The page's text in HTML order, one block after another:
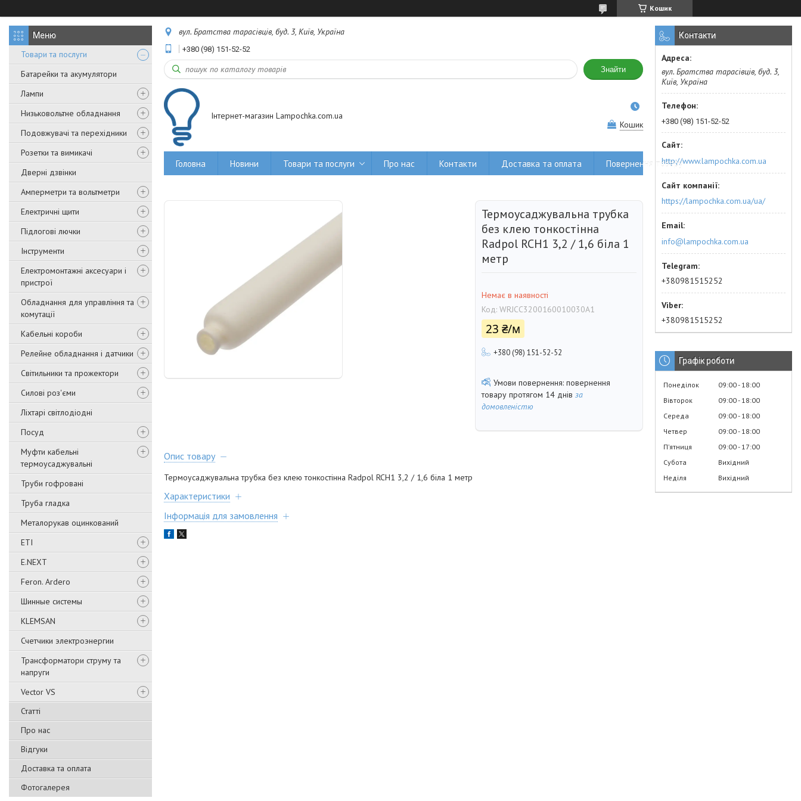
Кошик
Товари та послуги
Батарейки та акумулятори
Лампи
Низьковольтне обладнання
Подовжувачі та перехідники
Розетки та вимикачі
Дверні дзвінки
Амперметри та вольтметри
Електричні щити
Підлогові лючки
Інструменти
Електромонтажні аксесуари і
пристрої
Обладнання для управління та
комутації
Кабельні короби
Релейне обладнання і датчики
Світильники та прожектори
Силові роз'єми
Ліхтарі світлодіодні
Посуд
Муфти кабельні
термоусаджувальні
Труби гофровані
Труба гладка
Металорукав оцинкований
ETI
E.NEXT
Feron. Ardero
Шинные системы
KLEMSAN
Счетчики электроэнергии
Трансформатори струму та
напруги
Vector VS
Статті
Про нас
Відгуки
Доставка та оплата
Фотогалерея
вул. Братства тарасівців, буд. 3, Київ, Україна
+380 (98) 151-52-52
Знайти
Інтернет-магазин Lampochka.com.ua
Кошик
Головна Новини Товари та послуги Про нас Контакти Доставка та оплата Повернення товару
Термоусаджувальна трубка
без клею тонкостінна
Radpol RCH1 3,2 / 1,6 біла 1
метр
Немає в наявності
Код: WRJCC3200160010030A1
23 ₴/м
+380 (98) 151-52-52
повернення
товару протягом 14 днів за
домовленістю
Опис товару
Термоусаджувальна трубка без клею тонкостінна Radpol RCH1 3,2 / 1,6 біла 1 метр
Характеристики
Інформація для замовлення
Контакти
вул. Братства тарасівців, буд. 3,
Київ, Україна
+380 (98) 151-52-52
http://www.lampochka.com.ua
https://lampochka.com.ua/ua/
info@lampochka.com.ua
+380981515252
+380981515252
Графік роботи
Понеділок 09:00 18:00
Вівторок
09:00 18:00
Середа
09:00 18:00
Четвер
09:00 18:00
Пʼятниця
09:00 17:00
Субота
Вихідний
Неділя
Вихідний